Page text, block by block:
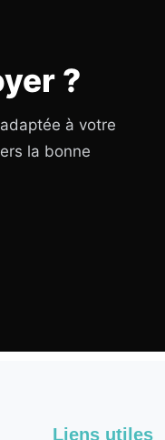
?
à votre
la bonne
Liens utiles